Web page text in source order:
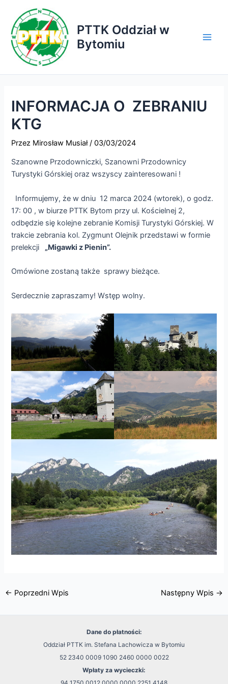
treści
PTTK Oddział w
Bytomiu
INFORMACJA O ZEBRANIU
KTG
Przez Mirosław Musiał/03/03/2024
Szanowne Przodowniczki, Szanowni Przodownicy
Turystyki Górskiej oraz wszyscy zainteresowani !
Informujemy, że w dniu 12 marca 2024 (wtorek), o godz.
17: 00 , w biurze PTTK Bytom przy ul. Kościelnej 2,
odbędzie się kolejne zebranie Komisji Turystyki Górskiej. W
trakcie zebrania kol. Zygmunt Olejnik przedstawi w formie
prelekcji
„Migawki z Pienin”.
Omówione zostaną także sprawy bieżące.
Serdecznie zapraszamy! Wstęp wolny.
← Poprzedni Wpis Następny Wpis →
Dane do płatności:
Oddział PTTK im. Stefana Lachowicza w Bytomiu
52 2340 0009 1090 2460 0000 0022
Wpłaty za wycieczki: